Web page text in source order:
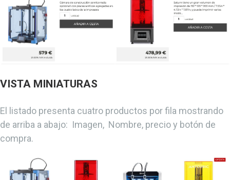
VISTA MINIATURAS
El listado presenta cuatro productos por fila mostrando
de arriba a abajo: Imagen, Nombre, precio y botón de
compra.